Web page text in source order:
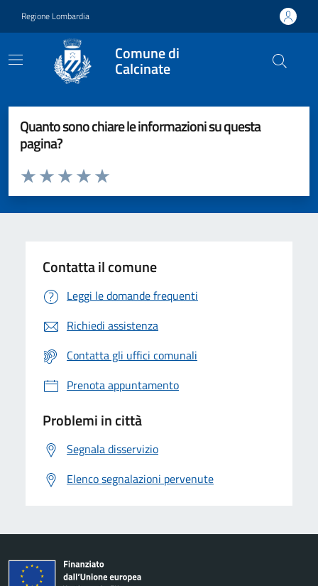
Regione Lombardia
Comune di
Calcinate
Quanto sono chiare le informazioni su questa
pagina?
Valuta da 1 a 5 stelle la pagina
Valuta 5 stelle su 5
Valuta 4 stelle su 5
Valuta 3 stelle su 5
Valuta 2 stelle su 5
Valuta 1 stelle su 5
Contatta il comune
Leggi le domande frequenti
Richiedi assistenza
Contatta gli uffici comunali
Prenota appuntamento
Problemi in città
Segnala disservizio
Elenco segnalazioni pervenute